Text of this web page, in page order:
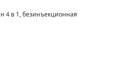
4 в 1, безинъекционная